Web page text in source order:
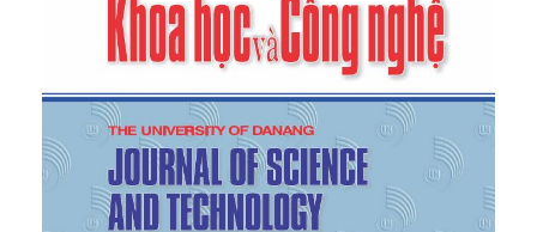
đề lý luận cơ bản, Đại học Kinh tế, Đại học Quốc gia
Hà Nội, 2008.
[7]Chen Fei Fei, A research on the Position Factors
Guangdong Province Attracting Agriculture FDI,
South China Agriculture University, 2009.
[8]Licai Lv, Simei Wen, Xiong Qiquan, “Determinants
and performance index of FDI in China’s
agriculture”, China Agricultural Economic Review,
Vol. 2(1), 2010, pp. 36-48.